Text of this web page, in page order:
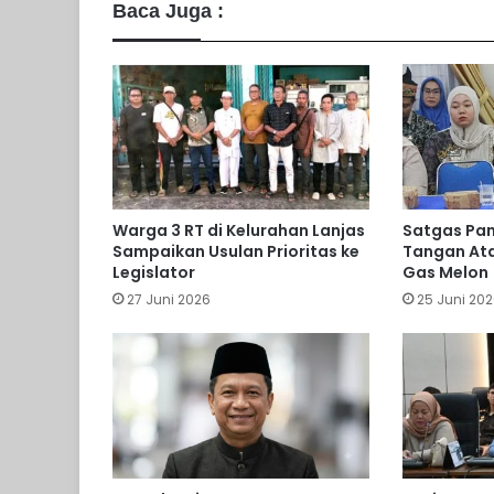
Baca Juga :
Warga 3 RT di Kelurahan Lanjas
Sampaikan Usulan Prioritas ke
Legislator
27 Juni 2026
Satgas
Tangan
Gas Melon
25 Juni